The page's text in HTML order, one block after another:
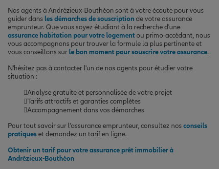
Nos agents à Andrézieux-Bouthéon sont à votre écoute pour vous
guider dans les démarches de souscription de votre assurance
emprunteur. Que vous soyez étudiant à la recherche d'une
assurance habitation pour votre logementou primo-accédant, nous
vous accompagnons pour trouver la formule la plus pertinente et
vous conseillons sur le bon moment pour souscrire votre assurance.
N'hésitez pas à contacter l'un de nos agents pour étudier votre
situation :
Analyse gratuite et personnalisée de votre projet
Tarifs attractifs et garanties complètes
Accompagnement dans vos démarches
Pour tout savoir sur l'assurance emprunteur, consultez nos conseils
pratiqueset demandez un tarif en ligne.
Obtenir un tarif pour votre assurance prêt immobilier à
Andrézieux-Bouthéon